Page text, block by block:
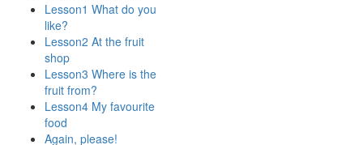
Lesson1 What do you
like?
Lesson2 At the fruit
shop
Lesson3 Where is the
fruit from?
Lesson4 My favourite
food
Again, please!